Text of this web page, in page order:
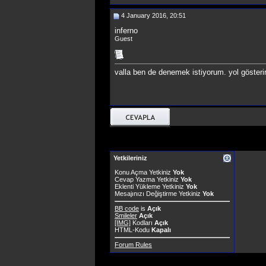
4 January 2016, 20:51
inferno
Guest
valla ben de denemek istiyorum. yol
Yetkileriniz
Konu Açma Yetkiniz Yok
Cevap Yazma Yetkiniz Yok
Eklenti Yükleme Yetkiniz Yok
Mesajınızı Değiştirme Yetkiniz Yok
BB code is Açık
Smileler Açık
[IMG] Kodları Açık
HTML-Kodu Kapalı
Forum Rules